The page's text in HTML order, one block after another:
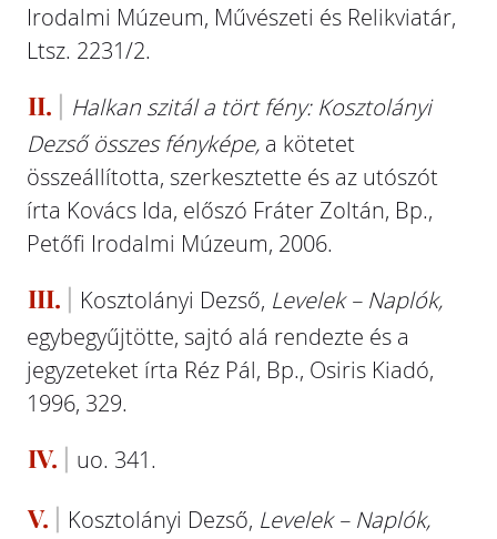
Irodalmi Múzeum, Művészeti és Relikviatár,
Ltsz. 2231/2.
II.
Halkan szitál a tört fény: Kosztolányi
Dezső összes fényképe, a kötetet
összeállította, szerkesztette és az utószót
írta Kovács Ida, előszó Fráter Zoltán, Bp.,
Petőfi Irodalmi Múzeum, 2006.
III. Kosztolányi Dezső, Levelek – Naplók,
egybegyűjtötte, sajtó alá rendezte és a
jegyzeteket írta Réz Pál, Bp., Osiris Kiadó,
1996, 329.
IV. uo. 341.
V. Kosztolányi Dezső, Levelek – Naplók,